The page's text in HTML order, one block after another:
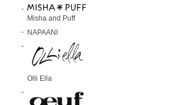
Misha and Puff
NAPAANI
Olli Ella